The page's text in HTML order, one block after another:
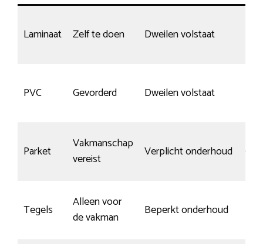
Laminaat Zelf te doen Dweilen volstaat
PVC Gevorderd Dweilen volstaat
Parket
Vakmanschap
vereist
Verplicht onderhoud
Tegels
Alleen voor
de vakman
Beperkt onderhoud